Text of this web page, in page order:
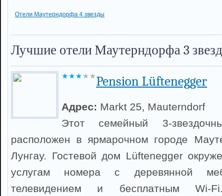
Отели Маутерндорфа 4 звезды
Лучшие отели Маутерндорфа 3
Pension Lüftenegger
Адрес: Markt 25, Mauterndorf
Этот семейный 3-
расположен в ярмарочном городе
Лунгау. Гостевой дом Lüftenegger
услугам номера с деревянной
телевидением и бесплатным